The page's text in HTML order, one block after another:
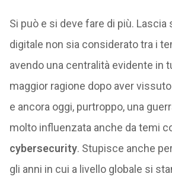
Si può e si deve fare di più. Lascia
digitale non sia considerato tra i
avendo una centralità evidente in
maggior ragione dopo aver
e ancora oggi, purtroppo, una
molto influenzata anche da temi
cybersecurity. Stupisce anche
gli anni in cui a livello globale si